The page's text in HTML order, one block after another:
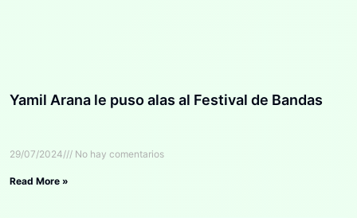
Yamil Arana le puso alas al Festival de Bandas
29/07/2024 No hay comentarios
Read More »